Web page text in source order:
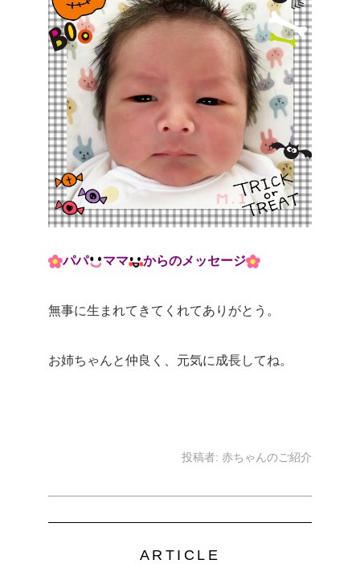
パパ ママ からのメッセージ
無事に生まれてきてくれてありがとう。
お姉ちゃんと仲良く、元気に成長してね。
投稿者: 赤ちゃんのご紹介
ARTICLE